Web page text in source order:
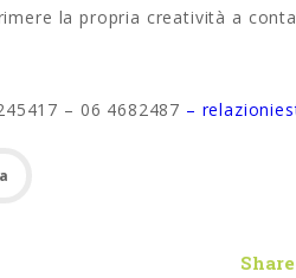
la propria creatività a
– 06 4682487 –